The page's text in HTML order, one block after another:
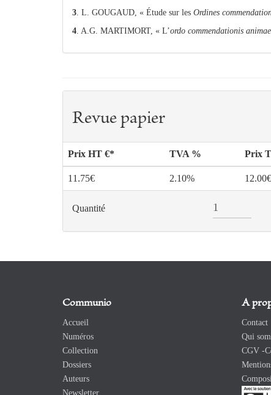
3. L. GOUGAUD, « Étude sur les Ordines
4. A.G. MARTIMORT, « L’ordo commendationis animae
Revue papier
Prix HT €* TVA % Prix
11.75€ 2.10% 12.00€
Quantité
Communio
Accueil
Numéros
Collection
Dossiers
Auteurs
Newsletter
A
Contact
Qui
CGV -